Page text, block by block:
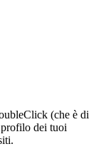
(che è di
dei tuoi